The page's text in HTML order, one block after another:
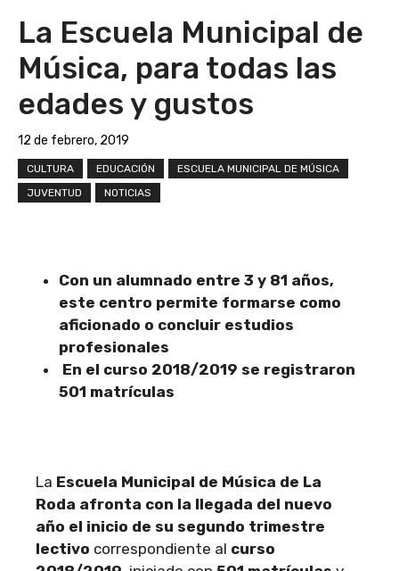
La Escuela Municipal de
Música, para todas las
edades y gustos
12 de febrero, 2019
CULTURA EDUCACIÓN
ESCUELA MUNICIPAL DE MÚSICA
JUVENTUD
NOTICIAS
Con un alumnado entre 3 y 81 años,
este centro permite formarse como
aficionado o concluir estudios
profesionales
En el curso 2018/2019 se registraron
501 matrículas
La Escuela Municipal de Música de La
Roda afronta con la llegada del nuevo
año el inicio de su segundo trimestre
lectivo correspondiente al curso